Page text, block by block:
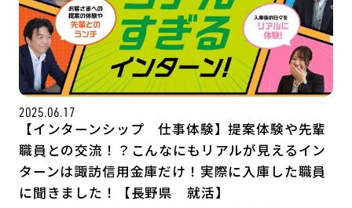
2025.06.17
【インターンシップ 仕事体験】提案体験や先輩
職員との交流！？こんなにもリアルが見えるイン
ターンは諏訪信用金庫だけ！実際に入庫した職員
に聞きました！【長野県 就活】